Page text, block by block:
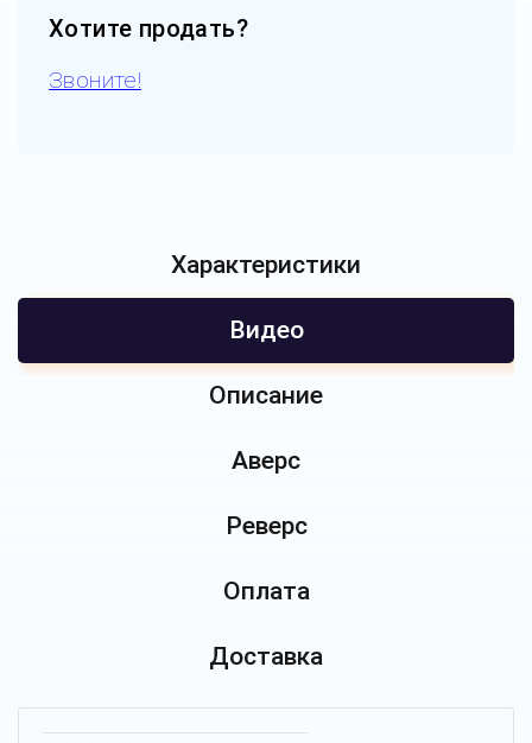
Хотите продать?
Звоните!
Характеристики
Видео
Описание
Аверс
Реверс
Оплата
Доставка